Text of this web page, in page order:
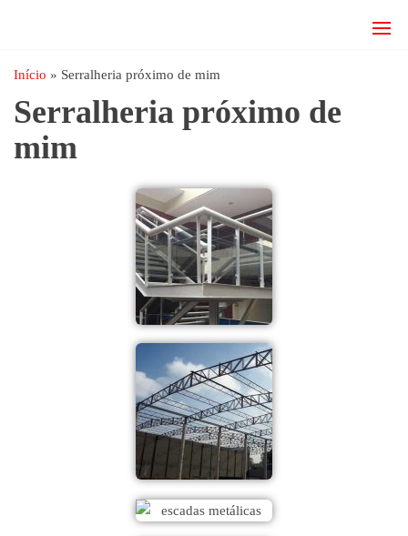
Estruturas
e
Serralheria
coberturas
mezanino
telhado
Início » Serralheria próximo de mim
Serralheria próximo de
mim